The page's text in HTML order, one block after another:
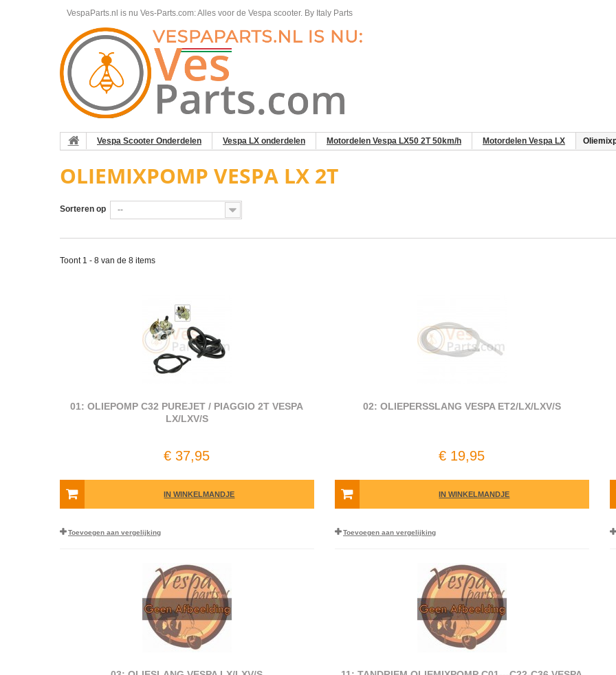
VespaParts.nl is nu Ves-Parts.com: Alles voor de Vespa scooter. By Italy Parts
Vespa Scooter Onderdelen Vespa LX onderdelen Motordelen Vespa LX50 2T 50km/h Motordelen Vespa LX
OLIEMIXPOMP VESPA LX 2T
Sorteren op --
Toont 1 - 8 van de 8 items
01: OLIEPOMP C32 PUREJET / PIAGGIO 2T VESPA
LX/LXV/S
€ 37,95
IN WINKELMANDJE
Toevoegen aan vergelijking
02: OLIEPERSSLANG VESPA ET2/LX/LXV/S
€ 19,95
IN WINKELMANDJE
Toevoegen aan vergelijking